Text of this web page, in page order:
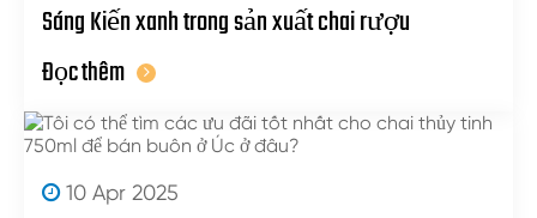
Sáng Kiến xanh trong sản xuất chai rượu
Đọc thêm
10 Apr 2025